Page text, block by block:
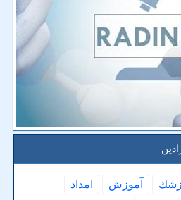
آموزش
امداد